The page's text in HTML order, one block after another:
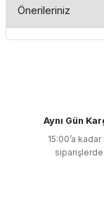
Önerileriniz
Ürün resmi
Ürün
Ürün
Aynı Gün
15:00’a kadar
siparişlerde